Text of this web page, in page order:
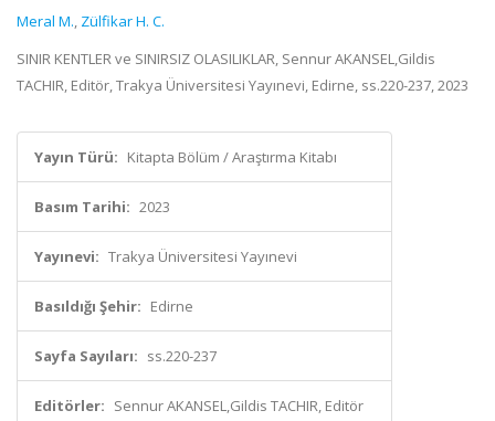
Meral M., Zülfikar H. C.
SINIR KENTLER ve SINIRSIZ OLASILIKLAR, Sennur AKANSEL,Gildis
TACHIR, Editör, Trakya Üniversitesi Yayınevi, Edirne, ss.220-237, 2023
Yayın Türü: Kitapta Bölüm / Araştırma Kitabı
Basım Tarihi: 2023
Yayınevi: Trakya Üniversitesi Yayınevi
Basıldığı Şehir: Edirne
Sayfa Sayıları: ss.220-237
Editörler: Sennur AKANSEL,Gildis TACHIR, Editör